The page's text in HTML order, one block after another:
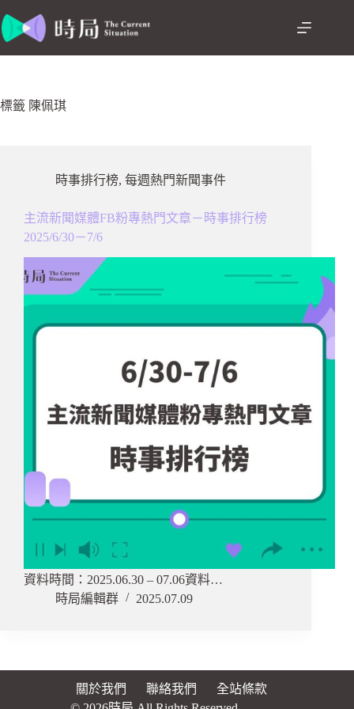
至
容
標籤 陳佩琪
時事排行榜, 每週熱門新聞事件
主流新聞媒體FB粉專熱門文章－時事排行榜
2025/6/30－7/6
資料時間：2025.06.30 – 07.06資料…
時局編輯群
2025.07.09
關於我們 聯絡我們
全站條款